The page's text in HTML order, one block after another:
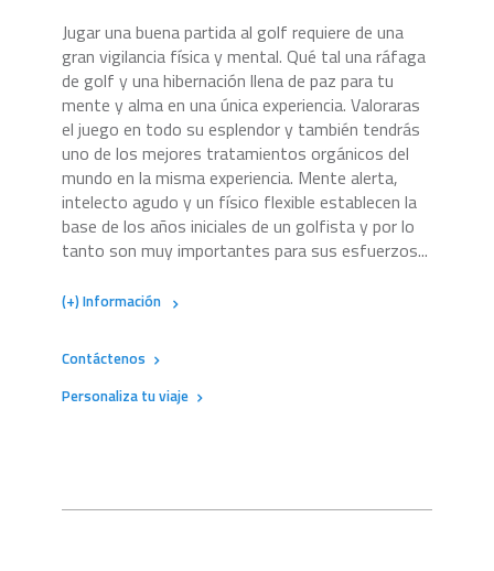
Jugar una buena partida al golf requiere de una
gran vigilancia física y mental. Qué tal una ráfaga
de golf y una hibernación llena de paz para tu
mente y alma en una única experiencia. Valoraras
el juego en todo su esplendor y también tendrás
uno de los mejores tratamientos orgánicos del
mundo en la misma experiencia. Mente alerta,
intelecto agudo y un físico flexible establecen la
base de los años iniciales de un golfista y por lo
tanto son muy importantes para sus esfuerzos...
(+) Información
Contáctenos
Personaliza tu viaje